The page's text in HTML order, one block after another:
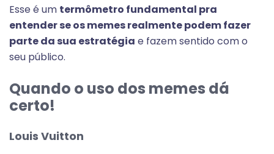
Esse é um termômetro fundamental pra
entender se os memes realmente podem fazer
parte da sua estratégia e fazem sentido com o
seu público.
Quando o uso dos memes dá
certo!
Louis Vuitton